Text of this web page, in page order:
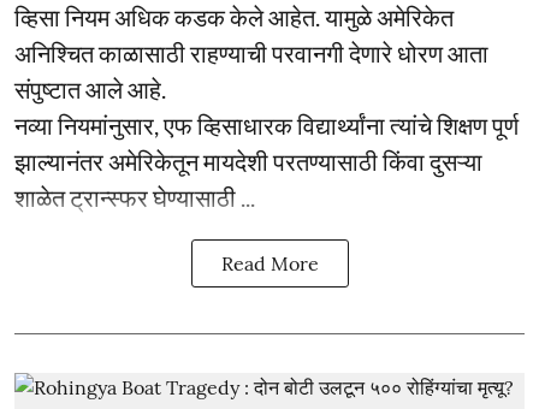
व्हिसा नियम अधिक कडक केले आहेत. यामुळे अमेरिकेत
अनिश्चित काळासाठी राहण्याची परवानगी देणारे धोरण आता
संपुष्टात आले आहे.
नव्या नियमांनुसार, एफ व्हिसाधारक विद्यार्थ्यांना त्यांचे शिक्षण पूर्ण
झाल्यानंतर अमेरिकेतून मायदेशी परतण्यासाठी किंवा दुसऱ्या
शाळेत ट्रान्स्फर घेण्यासाठी ...
Read More